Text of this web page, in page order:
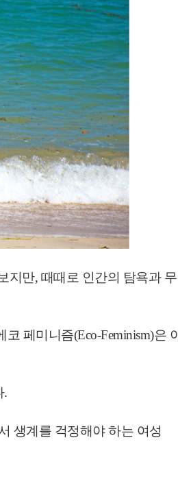
지만, 때때로 인간의 탐욕과 무
페미니즘(Eco-Feminism)은 이
.
생계를 걱정해야 하는 여성